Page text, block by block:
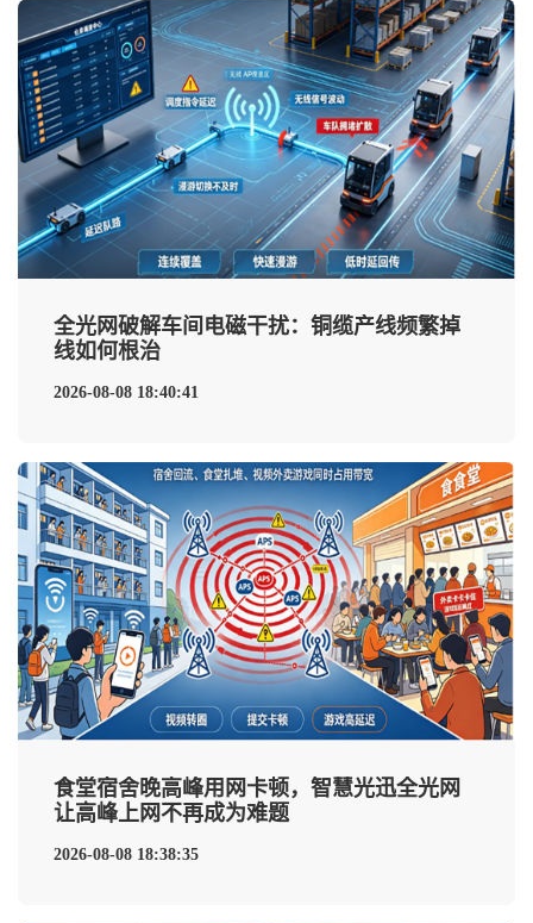
全光网破解车间电磁干扰：铜缆产线频繁掉
线如何根治
2026-08-08 18:40:41
食堂宿舍晚高峰用网卡顿，智慧光迅全光网
让高峰上网不再成为难题
2026-08-08 18:38:35